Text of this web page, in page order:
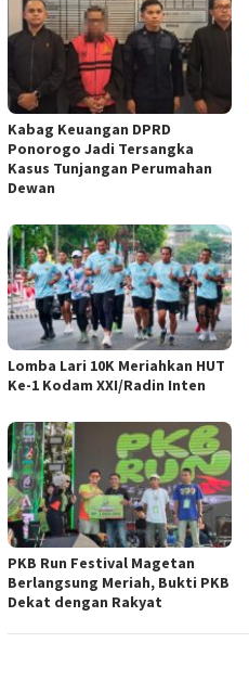
Kabag Keuangan DPRD
Ponorogo Jadi Tersangka
Kasus Tunjangan Perumahan
Dewan
Lomba Lari 10K Meriahkan HUT
Ke-1 Kodam XXI/Radin Inten
PKB Run Festival Magetan
Berlangsung Meriah, Bukti PKB
Dekat dengan Rakyat